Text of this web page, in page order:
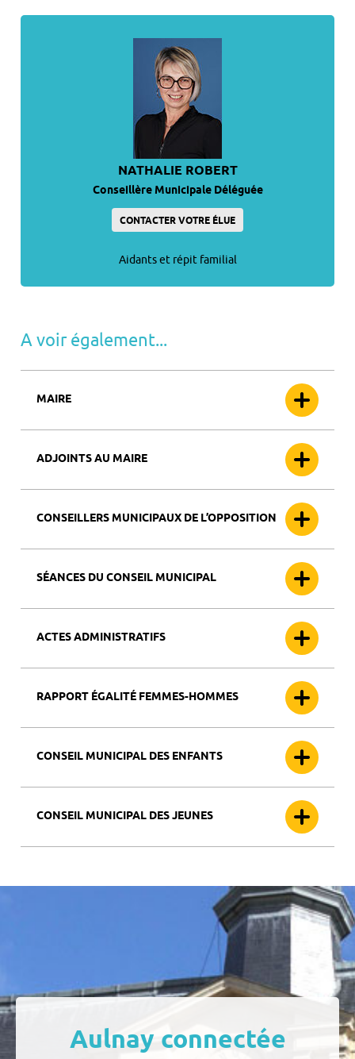
NATHALIE ROBERT
Conseillère Municipale Déléguée
CONTACTER VOTRE ÉLUE
Aidants et répit familial
A voir également...
MAIRE
ADJOINTS AU MAIRE
CONSEILLERS MUNICIPAUX DE L’OPPOSITION
SÉANCES DU CONSEIL MUNICIPAL
ACTES ADMINISTRATIFS
RAPPORT ÉGALITÉ FEMMES-HOMMES
CONSEIL MUNICIPAL DES ENFANTS
CONSEIL MUNICIPAL DES JEUNES
Aulnay connectée